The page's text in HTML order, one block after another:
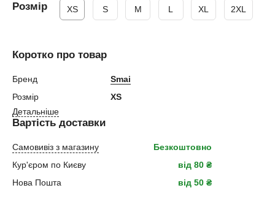
Розмір XS S M L XL 2XL
Коротко про товар
Бренд
Smai
Розмір
XS
Детальніше
Вартість доставки
Самовивіз з магазину
Безкоштовно
Кур'єром по Києву
від 80 ₴
Нова Пошта
від 50 ₴